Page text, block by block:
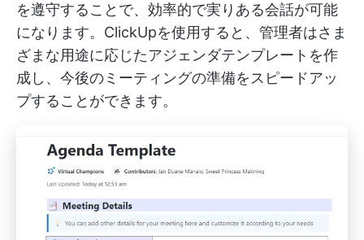
を遵守することで、効率的で実りある会話が可能
になります。ClickUpを使用すると、管理者はさま
ざまな用途に応じたアジェンダテンプレートを作
成し、今後のミーティングの準備をスピードアッ
プすることができます。